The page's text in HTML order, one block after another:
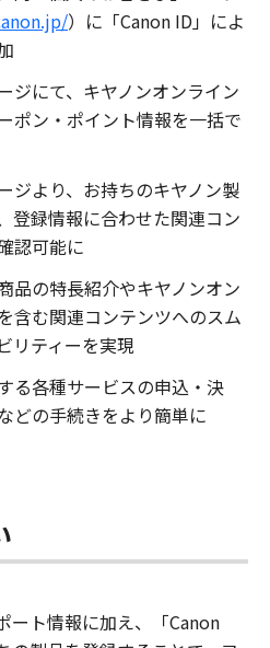
）に「Canon ID」によ
ジにて、キヤノンオンライン
ポン・ポイント情報を一括で
ジより、お持ちのキヤノン製
登録情報に合わせた関連コン
認可能に
品の特長紹介やキヤノンオン
含む関連コンテンツへのスム
リティーを実現
る各種サービスの申込・決
どの手続きをより簡単に
ート情報に加え、「Canon